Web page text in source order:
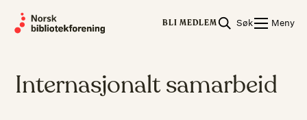
BLI MEDLEM Søk Meny
Internasjonalt samarbeid